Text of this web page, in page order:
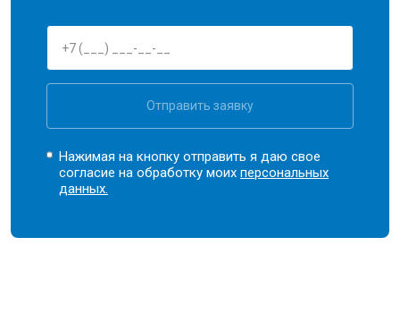
Отправить заявку
Нажимая на кнопку отправить я даю свое
согласие на обработку моихперсональных
данных.